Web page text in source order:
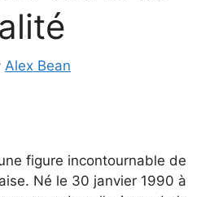
Alex Bean
figure incontournable de
Né le 30 janvier 1990 à